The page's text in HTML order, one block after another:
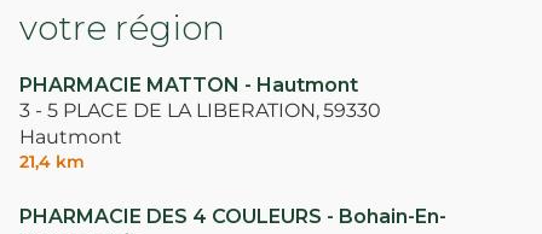
votre région
PHARMACIE MATTON - Hautmont
3 - 5 PLACE DE LA LIBERATION,59330
Hautmont
21,4 km
PHARMACIE DES 4 COULEURS - Bohain-En-